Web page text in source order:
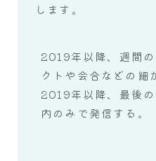
します。
2019年以降、週間
クトや会合などの細
2019年以降、最後
内のみで発信する。